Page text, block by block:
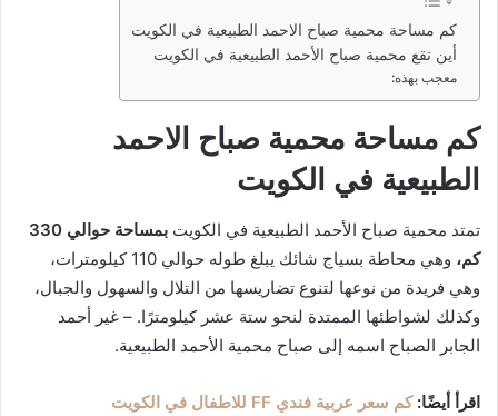
كم مساحة محمية صباح الاحمد الطبيعية في الكويت
أين تقع محمية صباح الأحمد الطبيعية في الكويت
معجب بهذه:
كم مساحة محمية صباح الاحمد
الطبيعية في الكويت
تمتد محمية صباح الأحمد الطبيعية في الكويت
بمساحة حوالي 330
كم،
وهي محاطة بسياج شائك يبلغ طوله حوالي 110 كيلومترات،
وهي فريدة من نوعها لتنوع تضاريسها من التلال والسهول والجبال،
وكذلك لشواطئها الممتدة لنحو ستة عشر كيلومترًا. – غير أحمد
الجابر الصباح اسمه إلى صباح محمية الأحمد الطبيعية.
اقرأ أيضًا:كم سعر عربية فندي FF للاطفال في الكويت